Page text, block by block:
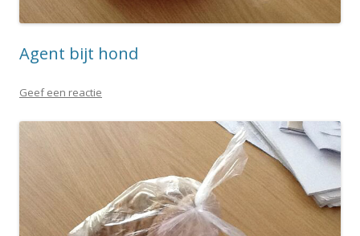
Agent bijt hond
Geef een reactie